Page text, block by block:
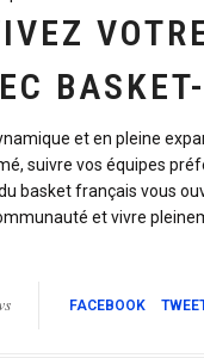
et en pleine
suivre vos équipes
basket français vous
et vivre
FACEBOOK